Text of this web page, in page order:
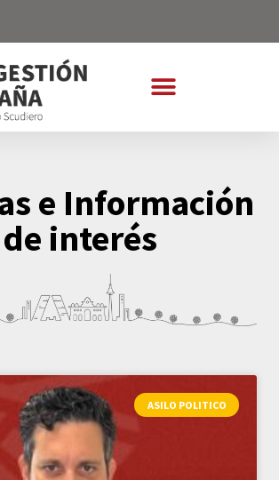
e Información
de interés
ASILO POLITICO